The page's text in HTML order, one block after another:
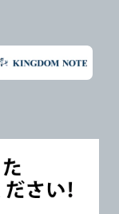
また利用者の統計的分析のため、または掲載された広告にクッキーを使用する場合があります。